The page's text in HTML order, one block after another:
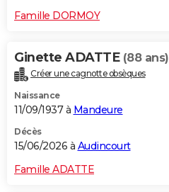
Famille DORMOY
Ginette ADATTE (88 ans)
Créer une cagnotte obsèques
Naissance
11/09/1937 à Mandeure
Décès
15/06/2026 à Audincourt
Famille ADATTE